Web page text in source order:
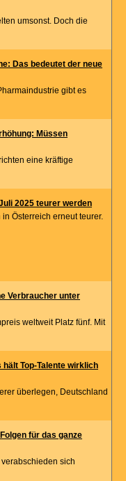
umsonst. Doch die
Das bedeutet der neue
gibt es
Müssen
eine kräftige
2025 teurer werden
Österreich erneut teurer.
Verbraucher unter
weltweit Platz fünf. Mit
Top-Talente wirklich
überlegen, Deutschland
für das ganze
sich